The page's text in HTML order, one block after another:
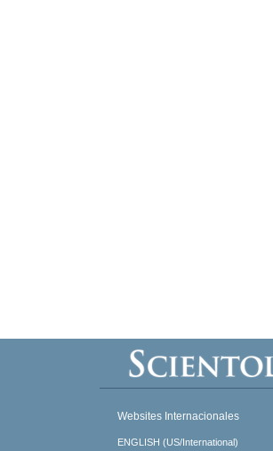
Websites Internacionales
ENGLISH (US/International)